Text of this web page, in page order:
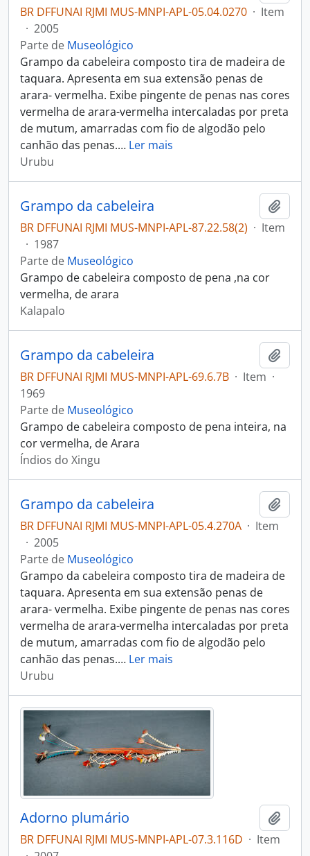
BR DFFUNAI RJMI MUS-MNPI-APL-05.04.0270 · Item
· 2005
Parte de Museológico
Grampo da cabeleira composto tira de madeira de
taquara. Apresenta em sua extensão penas de
arara- vermelha. Exibe pingente de penas nas cores
vermelha de arara-vermelha intercaladas por preta
de mutum, amarradas com fio de algodão pelo
canhão das penas.… Ler mais
Urubu
Grampo da cabeleira
BR DFFUNAI RJMI MUS-MNPI-APL-87.22.58(2) · Item
· 1987
Parte de Museológico
Grampo de cabeleira composto de pena ,na cor
vermelha, de arara
Kalapalo
Grampo da cabeleira
BR DFFUNAI RJMI MUS-MNPI-APL-69.6.7B · Item ·
1969
Parte de Museológico
Grampo de cabeleira composto de pena inteira, na
cor vermelha, de Arara
Índios do Xingu
Grampo da cabeleira
BR DFFUNAI RJMI MUS-MNPI-APL-05.4.270A · Item
· 2005
Parte de Museológico
Grampo da cabeleira composto tira de madeira de
taquara. Apresenta em sua extensão penas de
arara- vermelha. Exibe pingente de penas nas cores
vermelha de arara-vermelha intercaladas por preta
de mutum, amarradas com fio de algodão pelo
canhão das penas.… Ler mais
Urubu
Adorno plumário
BR DFFUNAI RJMI MUS-MNPI-APL-07.3.116D · Item